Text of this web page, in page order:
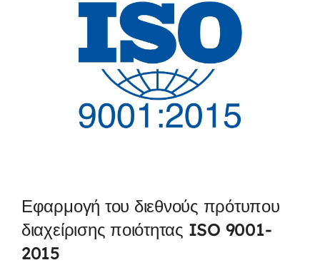
Εφαρμογή του διεθνούς πρότυπου
διαχείρισης ποιότητας ISO 9001-
2015